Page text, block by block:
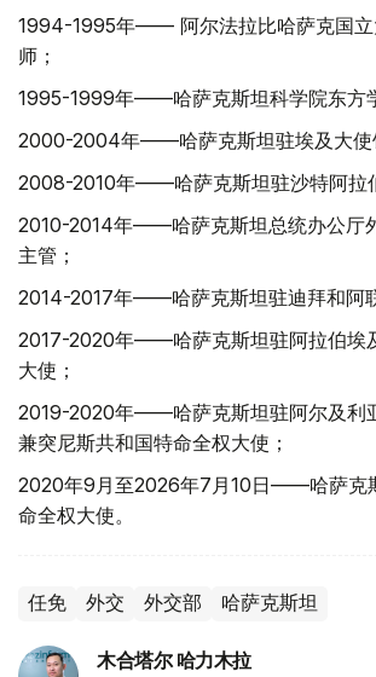
1994-1995年—— 阿尔法拉比哈萨克国立
师；
1995-1999年——哈萨克斯坦科学院东方
2000-2004年——哈萨克斯坦驻埃及大使
2008-2010年——哈萨克斯坦驻沙特阿拉
2010-2014年——哈萨克斯坦总统办公厅
主管；
2014-2017年——哈萨克斯坦驻迪拜和阿
2017-2020年——哈萨克斯坦驻阿拉伯埃
大使；
2019-2020年——哈萨克斯坦驻阿尔及利
兼突尼斯共和国特命全权大使；
2020年9月至2026年7月10日——哈萨克
命全权大使。
任免 外交 外交部 哈萨克斯坦
木合塔尔 哈力木拉